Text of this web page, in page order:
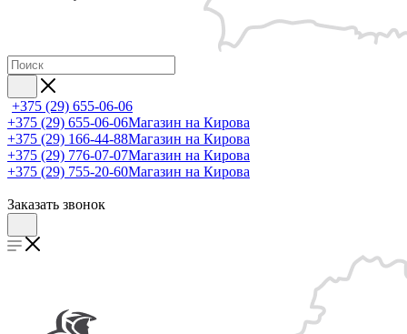
+375 (29) 655-06-06
+375 (29) 655-06-06Магазин на Кирова
+375 (29) 166-44-88Магазин на Кирова
+375 (29) 776-07-07Магазин на Кирова
+375 (29) 755-20-60Магазин на Кирова
Заказать звонок